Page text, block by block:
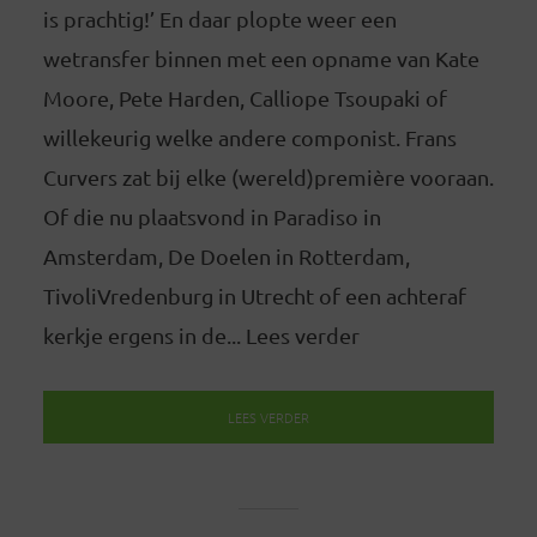
is prachtig!’ En daar plopte weer een
wetransfer binnen met een opname van Kate
Moore, Pete Harden, Calliope Tsoupaki of
willekeurig welke andere componist. Frans
Curvers zat bij elke (wereld)première vooraan.
Of die nu plaatsvond in Paradiso in
Amsterdam, De Doelen in Rotterdam,
TivoliVredenburg in Utrecht of een achteraf
kerkje ergens in de... Lees verder
LEES VERDER